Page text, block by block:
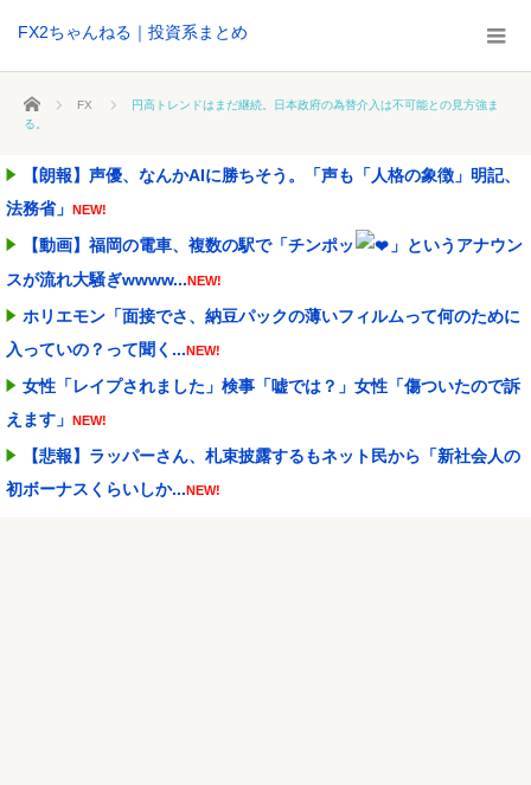
FX2ちゃんねる｜投資系まとめ
ホーム FX
円高トレンドはまだ継続。日本政府の為替介入は不可能との見方強ま
る。
【朗報】声優、なんかAIに勝ちそう。「声も「人格の象徴」明記、
法務省」 NEW!
【動画】福岡の電車、複数の駅で「チンポッ
」というアナウン
スが流れ大騒ぎwwww... NEW!
ホリエモン「面接でさ、納豆パックの薄いフィルムって何のために
入っていの？って聞く... NEW!
女性「レイプされました」検事「嘘では？」女性「傷ついたので訴
えます」
NEW!
【悲報】ラッパーさん、札束披露するもネット民から「新社会人の
初ボーナスくらいしか... NEW!